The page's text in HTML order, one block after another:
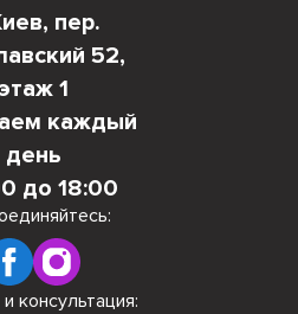
пер.
52,
этаж 1
каждый
день
до 18:00
консультация: